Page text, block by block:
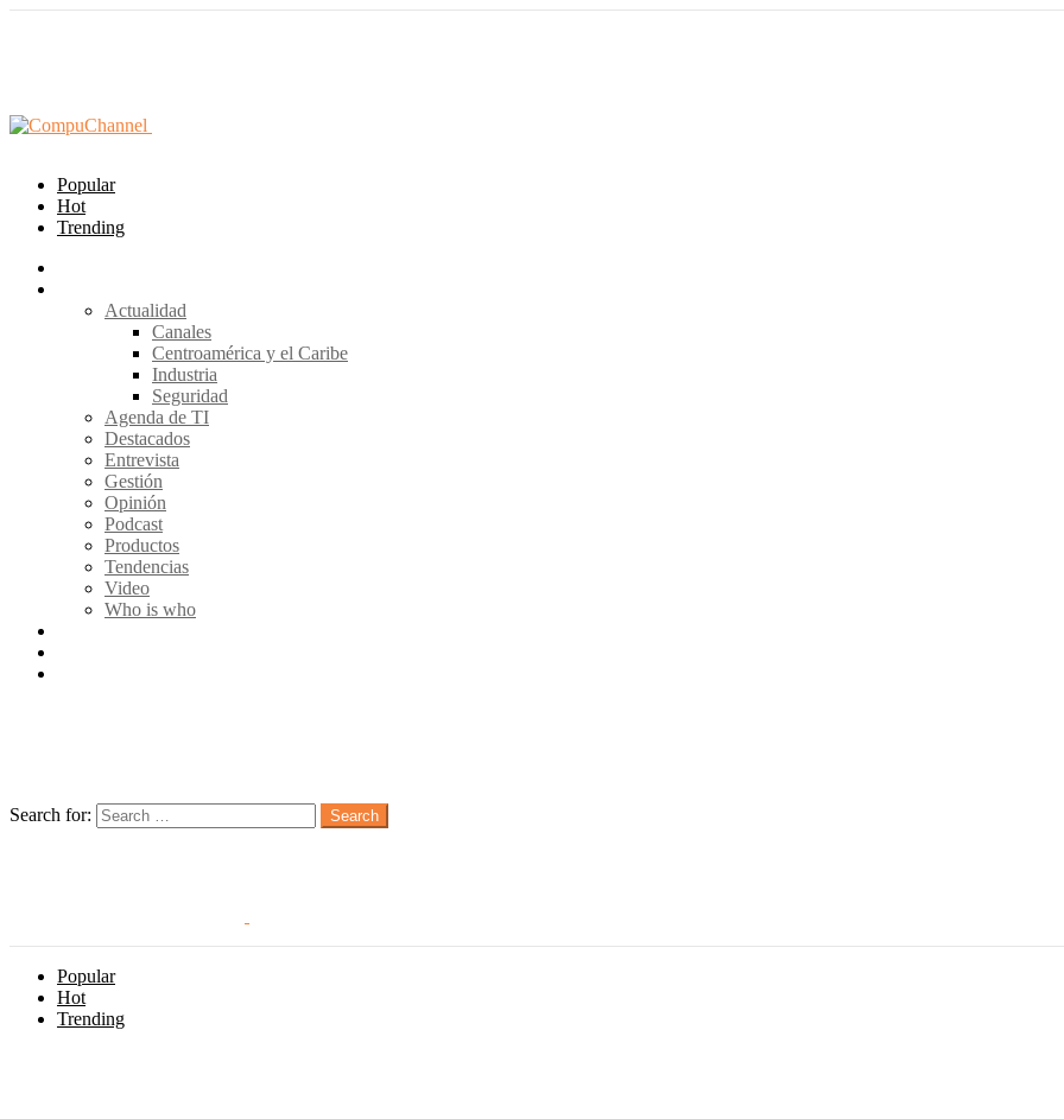
Popular
Hot
Trending
Actualidad
Canales
Centroamérica y el Caribe
Industria
Seguridad
Agenda de TI
Destacados
Entrevista
Gestión
Opinión
Podcast
Productos
Tendencias
Video
Who is who
Search for:
Search
Popular
Hot
Trending